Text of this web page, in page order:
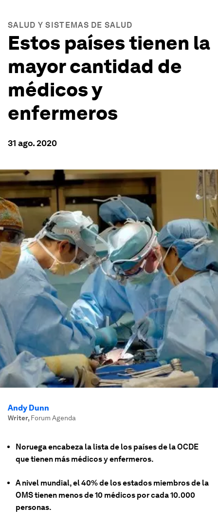
SALUD Y SISTEMAS DE SALUD
Estos países tienen la
mayor cantidad de
médicos y
enfermeros
31 ago. 2020
Andy Dunn
Writer, Forum Agenda
Noruega encabeza la lista de los países de la OCDE
que tienen más médicos y enfermeros.
A nivel mundial, el 40% de los estados miembros de la
OMS tienen menos de 10 médicos por cada 10.000
personas.